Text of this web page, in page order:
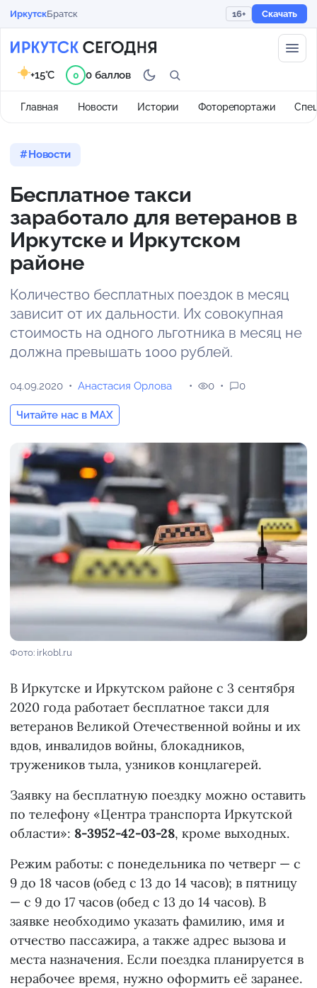
ИркутскБратск 16+ Скачать
Главная Новости Истории Фоторепортажи
+15°C 0 0 баллов
Новости
Бесплатное такси
заработало для ветеранов в
Иркутске и Иркутском
районе
Количество бесплатных поездок в месяц
зависит от их дальности. Их совокупная
стоимость на одного льготника в месяц не
должна превышать 1000 рублей.
04.09.2020 Анастасия Орлова
Читайте нас в MAX
0 0
Фото: irkobl.ru
В Иркутске и Иркутском районе с 3 сентября
2020 года работает бесплатное такси для
ветеранов Великой Отечественной войны и их
вдов, инвалидов войны, блокадников,
тружеников тыла, узников концлагерей.
Заявку на бесплатную поездку можно оставить
по телефону «Центра транспорта Иркутской
области»: 8-3952-42-03-28, кроме выходных.
Режим работы: с понедельника по четверг — с
9 до 18 часов (обед с 13 до 14 часов); в пятницу
— с 9 до 17 часов (обед с 13 до 14 часов). В
заявке необходимо указать фамилию, имя и
отчество пассажира, а также адрес вызова и
места назначения. Если поездка планируется в
нерабочее время, нужно оформить её заранее.